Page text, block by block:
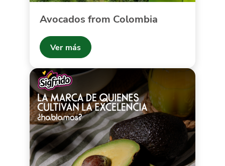
Avocados from Colombia
Ver más